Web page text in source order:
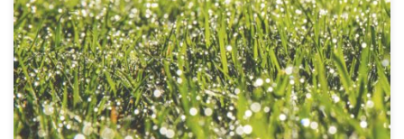
Sono Giorni buoni per una nuova playlist di Radio Casa Bastiano. In
realtà è già da qualche mese che suona a Casa Bastiano e ce la
siamo ascoltata parecchie volte questa estate. Piace a tutti, grandi
e piccoli. Piace a me perché inizia con Accireme dei 24 Grana e
perché […]